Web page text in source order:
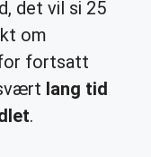
det vil si 25
om
fortsatt
lang tid
.